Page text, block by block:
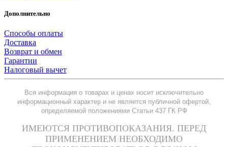
Дополнительно
Способы оплаты
Доставка
Возврат и обмен
Гарантии
Налоговый вычет
Вся информация о товарах и ценах носит исключительно
информационный характер и не является публичной офертой,
определяемой положениями Статьи 437 ГК РФ
ИМЕЮТСЯ ПРОТИВОПОКАЗАНИЯ. ПЕРЕД
ПРИМЕНЕНИЕМ НЕОБХОДИМО